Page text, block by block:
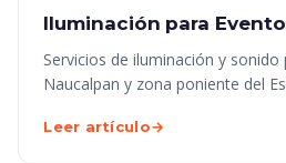
Iluminación para
Servicios de iluminación y sonido
Naucalpan y zona poniente del
Leer artículo→